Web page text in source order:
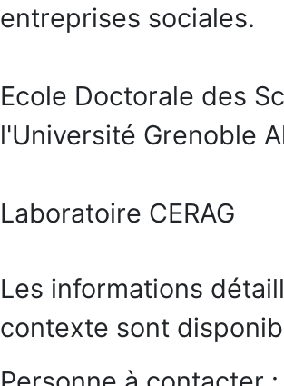
entreprises sociales.
Ecole Doctorale des
l'Université Grenoble
Laboratoire CERAG
Les informations
contexte sont